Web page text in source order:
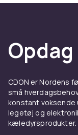
havemiljø.
Opdag
CDON er Nordens
små
konstant voksende
legetøj og
kæledyrsprodukter.